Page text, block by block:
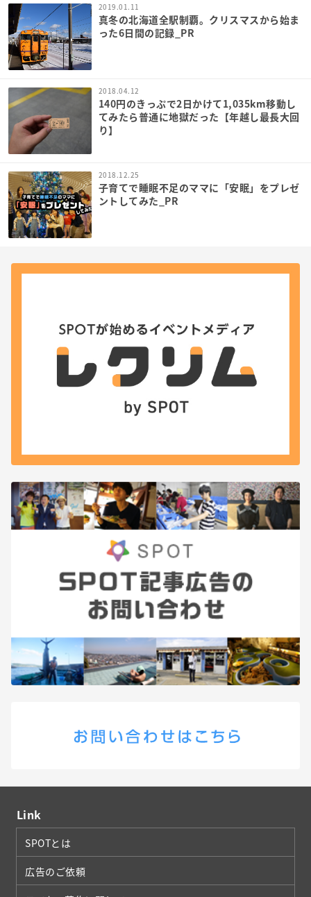
2019.01.11
真冬の北海道全駅制覇。クリスマスから始ま
った6日間の記録_PR
2018.04.12
140円のきっぷで2日かけて1,035km移動し
てみたら普通に地獄だった【年越し最長大回
り】
2018.12.25
子育てで睡眠不足のママに「安眠」をプレゼ
ントしてみた_PR
Link
SPOTとは
広告のご依頼